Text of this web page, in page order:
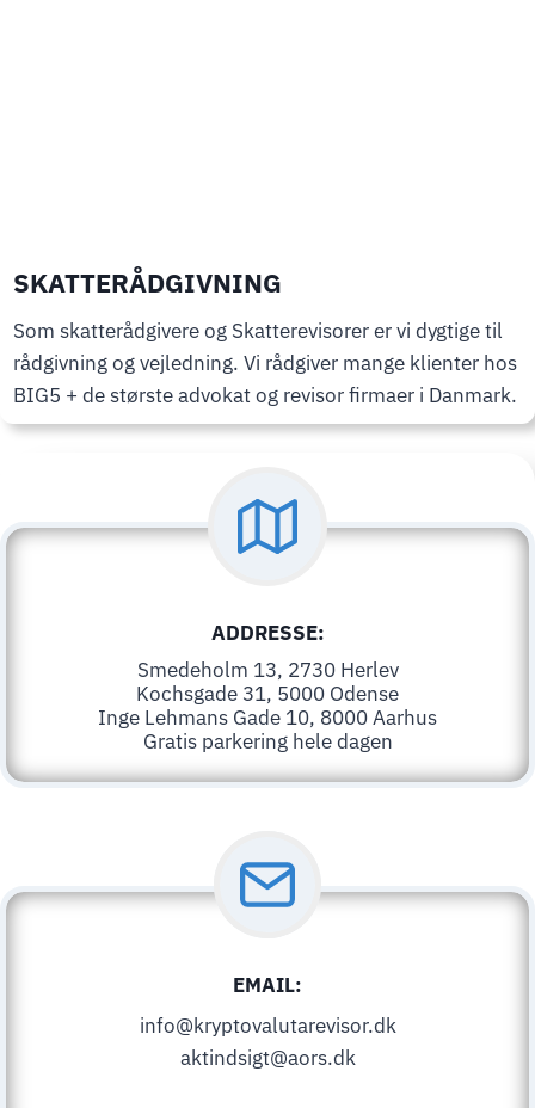
SKATTERÅDGIVNING
Som skatterådgivere og Skatterevisorer er vi dygtige til
rådgivning og vejledning. Vi rådgiver mange klienter hos
BIG5 + de største advokat og revisor firmaer i Danmark.
ADDRESSE:
Smedeholm 13, 2730 Herlev
Kochsgade 31, 5000 Odense
Inge Lehmans Gade 10, 8000 Aarhus
Gratis parkering hele dagen
EMAIL:
info@kryptovalutarevisor.dk
aktindsigt@aors.dk